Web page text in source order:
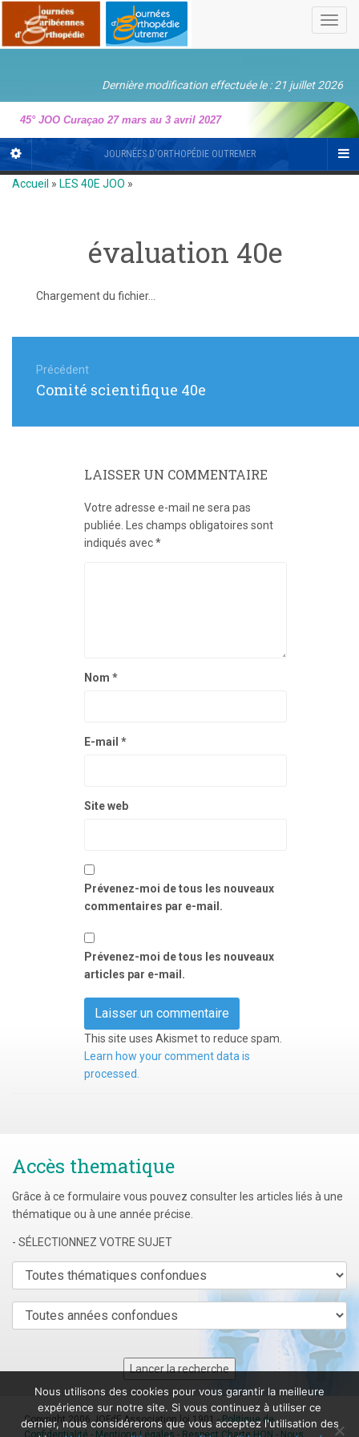
Dernière modification effectuée le : 21 juillet 2026
45° JOO Curaçao 27 mars au 3 avril 2027
JOURNÉES D'ORTHOPÉDIE OUTREMER
Accueil » LES 40E JOO »
évaluation 40e
Chargement du fichier...
dePrécédent
Article
Comité scientifique 40e
LAISSER UN COMMENTAIRE
Votre adresse e-mail ne sera pas
publiée.
Les champs obligatoires sont
indiqués avec*
Nom *
E-mail *
Site web
Prévenez-moi de tous les nouveaux
commentaires par e-mail.
Prévenez-moi de tous les nouveaux
articles par e-mail.
This site uses Akismet to reduce spam.
Learn how your comment data is
processed.
Accès thematique
Grâce à ce formulaire vous pouvez consulter les articles liés à une
thématique ou à une année précise.
- SÉLECTIONNEZ VOTRE SUJET
Nous utilisons des cookies pour vous garantir la meilleure
expérience sur notre site. Si vous continuez à utiliser ce
dernier, nous considérerons que vous acceptez l'utilisation des
Copyright 2006 JOFdF Association loi 1901 -Politique de
Confidentialité - Mentions Légales - Respect Charte HON - Nous